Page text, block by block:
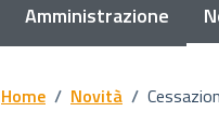
Amministrazione
Home / Novità /